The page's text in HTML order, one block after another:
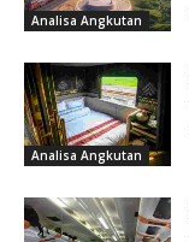
Analisa Angkutan
Analisa Angkutan